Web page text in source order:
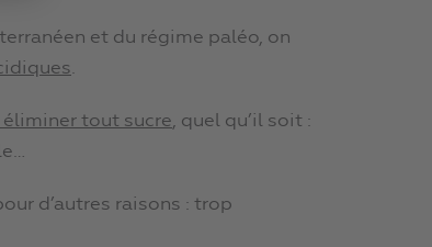
et du régime paléo, on
.
éliminer tout sucre, quel qu’il soit :
d’autres raisons : trop